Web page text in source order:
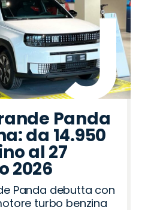
Panda
da 14.950
al 27
2026
Panda debutta con
turbo benzina